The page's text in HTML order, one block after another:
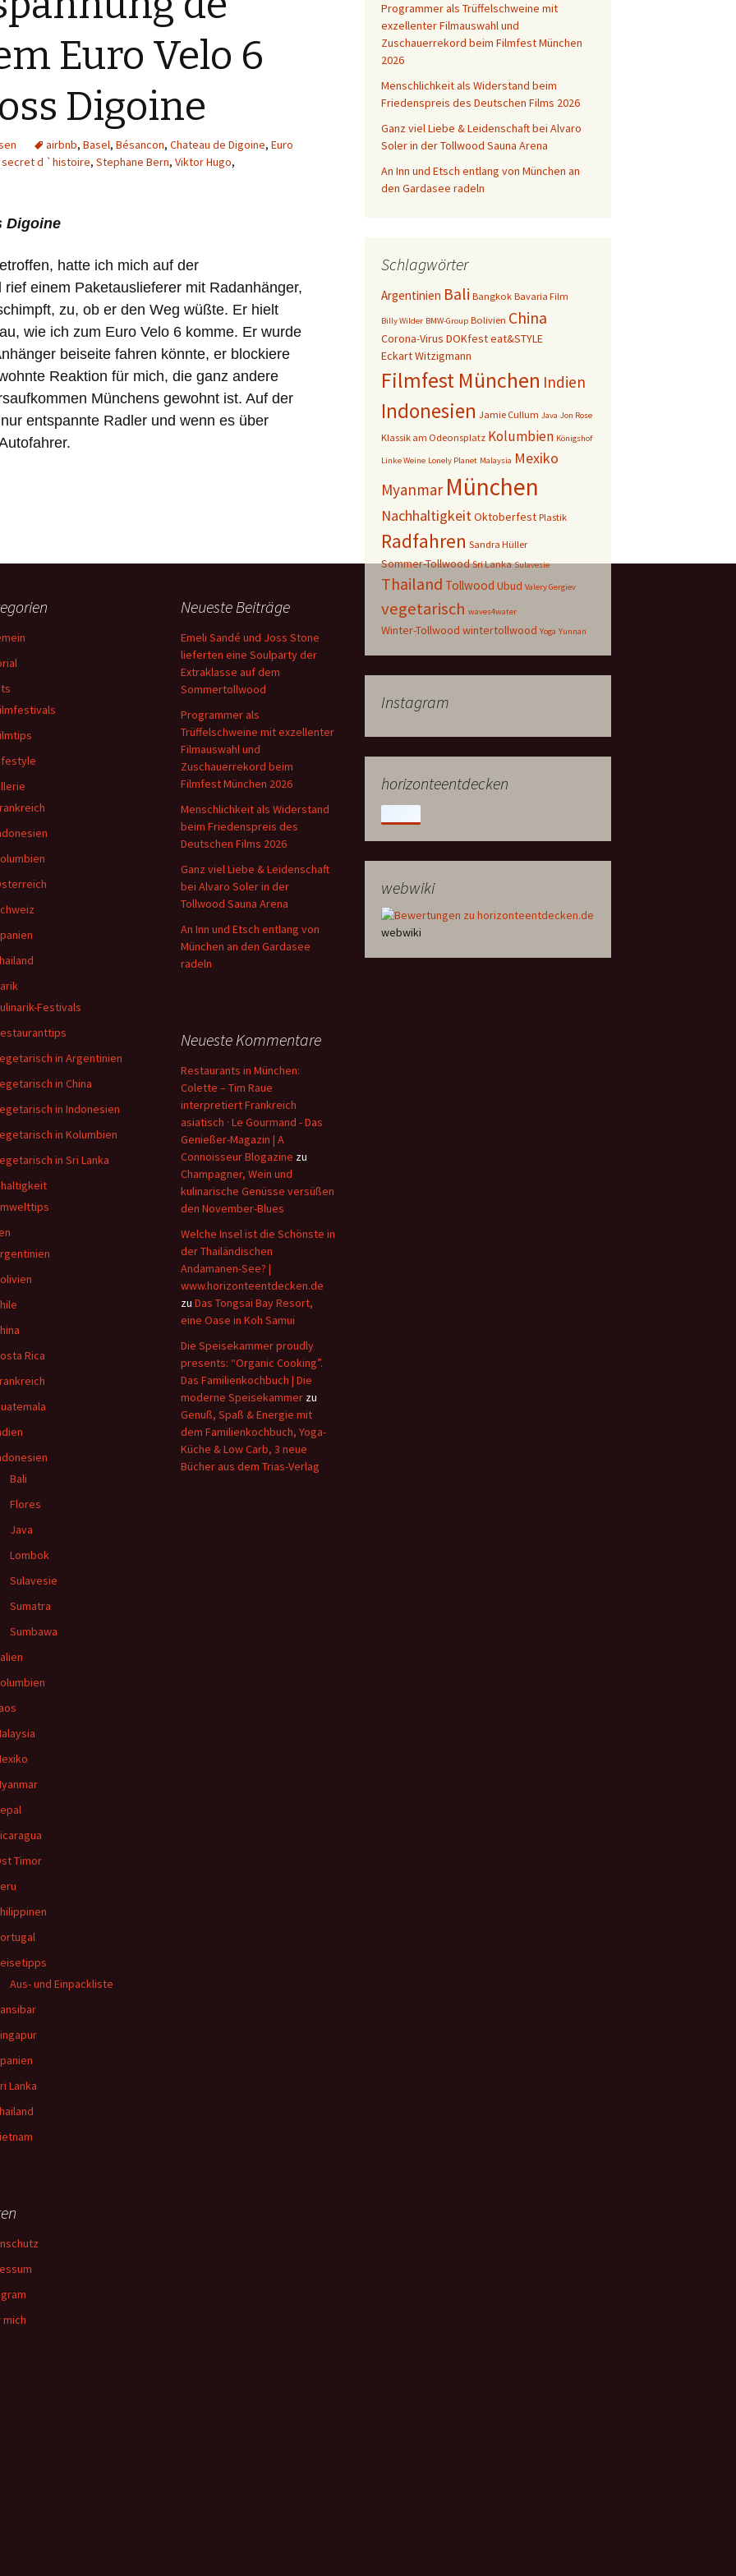
Costa Rica
Frankreich
Java
Lombok
Sumbawa
Sumatra
Sulavesie
Kolumbien
Laos
Malaysia
Mexiko
Myanmar
Singapur
Thailand
Kolumbien
Vegetarisch in Kolumbien
Euro Velo 6
Digoine
airbnb, Basel, Bésancon, Chateau de Digoine, Euro
secret d `histoire, Stephane Bern, Viktor Hugo,
Digoine
hatte ich mich auf der
einem Paketauslieferer mit Radanhänger,
zu, ob er den Weg wüßte. Er hielt
wie ich zum Euro Velo 6 komme. Er wurde
beiseite fahren könnte, er blockiere
Reaktion für mich, die ganz andere
Münchens gewohnt ist. Auf der
entspannte Radler und wenn es über
Euro Velo 6 Basel-Schloss Digoine
Programmer als Trüffelschweine mit
exzellenter Filmauswahl und
Zuschauerrekord beim Filmfest München
2026
Menschlichkeit als Widerstand beim
Friedenspreis des Deutschen Films 2026
Ganz viel Liebe & Leidenschaft bei Alvaro
Soler in der Tollwood Sauna Arena
An Inn und Etsch entlang von München an
den Gardasee radeln
Schlagwörter
Argentinien Bali Bangkok Bavaria Film
Billy Wilder BMW-Group Bolivien China
Corona-Virus DOKfesteat&STYLE
Eckart Witzigmann
Filmfest München Indien
Indonesien Jamie Cullum Java Jon Rose
Klassik am Odeonsplatz Kolumbien Königshof
Linke Weine Lonely Planet Malaysia Mexiko
Myanmar München
NachhaltigkeitOktoberfest Plastik
Radfahren Sandra Hüller
Sommer-Tollwood Sri Lanka Sulavesie
Thailand Tollwood Ubud Valery Gergiev
vegetarisch waves4water
Winter-Tollwood wintertollwood Yoga Yunnan
Instagram
horizonteentdecken
webwiki
webwiki
Festivals
in Argentinien
in China
in Indonesien
in Kolumbien
in Sri Lanka
Rica
Bali
Flores
Java
Lombok
Sulavesie
Sumatra
Sumbawa
Timor
Aus- und Einpackliste
Lanka
Neueste Beiträge
Emeli Sandé und Joss Stone
lieferten eine Soulparty der
Extraklasse auf dem
Sommertollwood
Programmer als
Trüffelschweine mit exzellenter
Filmauswahl und
Zuschauerrekord beim
Filmfest München 2026
Menschlichkeit als Widerstand
beim Friedenspreis des
Deutschen Films 2026
Ganz viel Liebe & Leidenschaft
bei Alvaro Soler in der
Tollwood Sauna Arena
An Inn und Etsch entlang von
München an den Gardasee
radeln
Neueste Kommentare
Restaurants in München:
Colette – Tim Raue
interpretiert Frankreich
asiatisch · Le Gourmand - Das
Genießer-Magazin | A
Connoisseur Blogazine zu
Champagner, Wein und
kulinarische Genüsse versüßen
den November-Blues
Welche Insel ist die Schönste in
der Thailändischen
Andamanen-See? |
www.horizonteentdecken.de
zu Das Tongsai Bay Resort,
eine Oase in Koh Samui
Die Speisekammer proudly
presents: “Organic Cooking”.
Das Familienkochbuch | Die
moderne Speisekammer zu
Genuß, Spaß & Energie mit
dem Familienkochbuch, Yoga-
Küche & Low Carb, 3 neue
Bücher aus dem Trias-Verlag
mich